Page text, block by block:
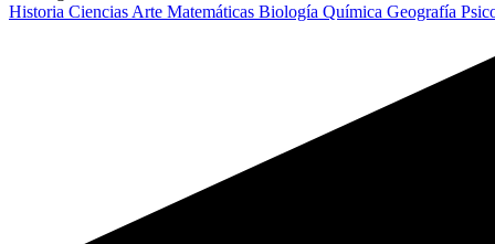
Historia Ciencias Arte Matemáticas Biología Química Geografía